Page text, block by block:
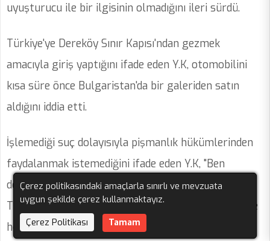
uyuşturucu ile bir ilgisinin olmadığını ileri sürdü.
Türkiye'ye Dereköy Sınır Kapısı'ndan gezmek
amacıyla giriş yaptığını ifade eden Y.K, otomobilini
kısa süre önce Bulgaristan'da bir galeriden satın
aldığını iddia etti.
İşlemediği suç dolayısıyla pişmanlık hükümlerinden
faydalanmak istemediğini ifade eden Y.K, "Ben
deterjan ticareti ile uğraşıyorum. Haftada bir gün
Türkiye'ye gelir deterjan alırım. Bu kez de Türkiye'ye
hem deterjan hem de mobilya takımı almaya
Çerez politikasındaki amaçlarla sınırlı ve mevzuata
uygun şekilde çerez kullanmaktayız.
Çerez Politikası
Tamam